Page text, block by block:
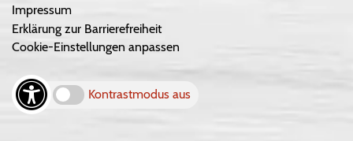
Impressum
Erklärung zur Barrierefreiheit
Cookie-Einstellungen anpassen
Kontrastmodus aus